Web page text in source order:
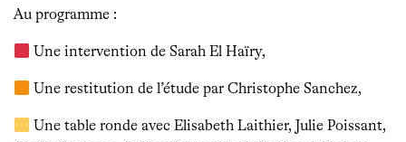
Au programme :
Une intervention de Sarah El Haïry,
Une restitution de l’étude par Christophe Sanchez,
Une table ronde avec Elisabeth Laithier, Julie Poissant,